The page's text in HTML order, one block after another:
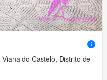
do Castelo, Distrito de